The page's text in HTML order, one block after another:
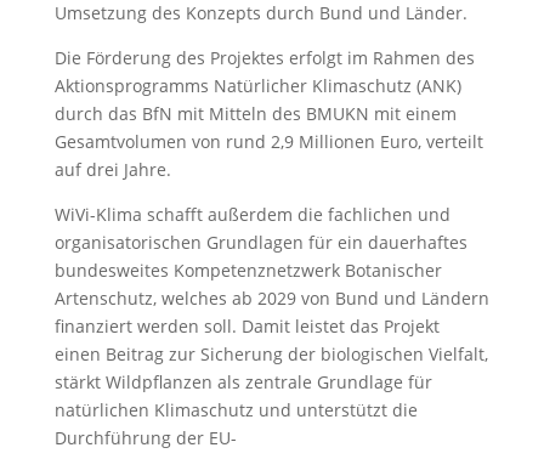
Umsetzung des Konzepts durch Bund und Länder.
Die Förderung des Projektes erfolgt im Rahmen des
Aktionsprogramms Natürlicher Klimaschutz (ANK)
durch das BfN mit Mitteln des BMUKN mit einem
Gesamtvolumen von rund 2,9 Millionen Euro, verteilt
auf drei Jahre.
WiVi-Klima schafft außerdem die fachlichen und
organisatorischen Grundlagen für ein dauerhaftes
bundesweites Kompetenznetzwerk Botanischer
Artenschutz, welches ab 2029 von Bund und Ländern
finanziert werden soll. Damit leistet das Projekt
einen Beitrag zur Sicherung der biologischen Vielfalt,
stärkt Wildpflanzen als zentrale Grundlage für
natürlichen Klimaschutz und unterstützt die
Durchführung der EU-